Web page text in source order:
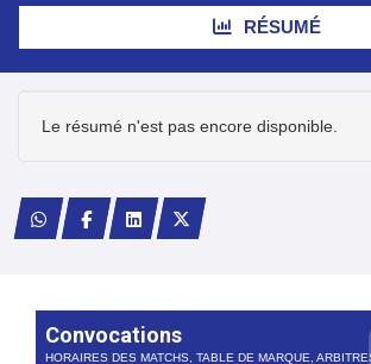
RÉSUMÉ
Le résumé n'est pas encore disponible.
Convocations
HORAIRES DES MATCHS, TABLE DE MARQUE,